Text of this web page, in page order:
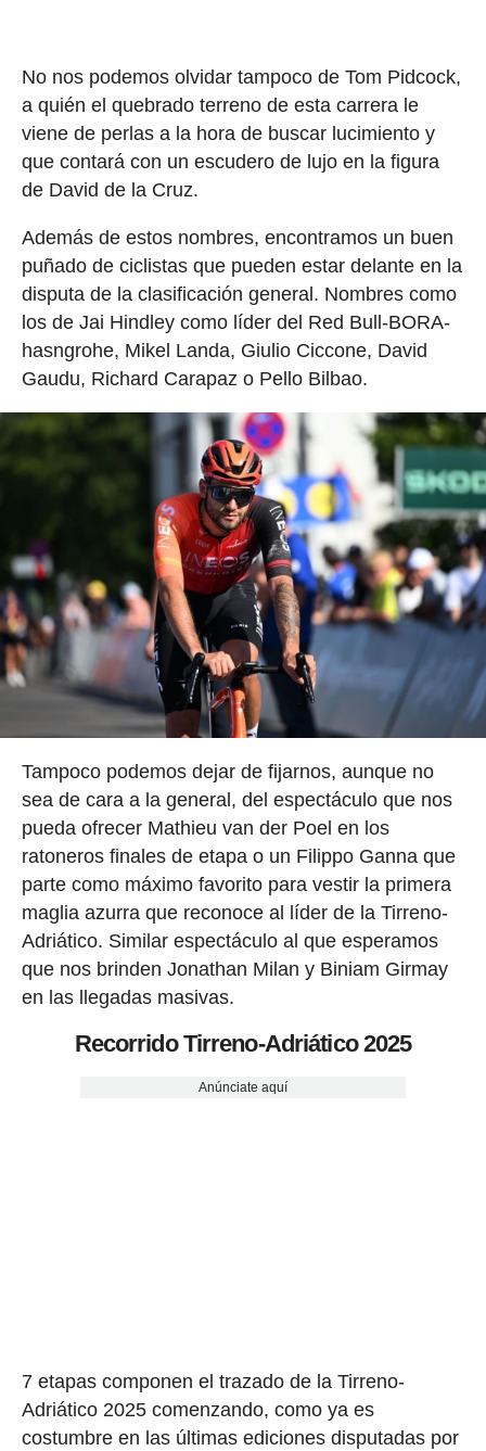
No nos podemos olvidar tampoco de Tom Pidcock,
a quién el quebrado terreno de esta carrera le
viene de perlas a la hora de buscar lucimiento y
que contará con un escudero de lujo en la figura
de David de la Cruz.
Además de estos nombres, encontramos un buen
puñado de ciclistas que pueden estar delante en la
disputa de la clasificación general. Nombres como
los de Jai Hindley como líder del Red Bull-BORA-
hasngrohe, Mikel Landa, Giulio Ciccone, David
Gaudu, Richard Carapaz o Pello Bilbao.
Tampoco podemos dejar de fijarnos, aunque no
sea de cara a la general, del espectáculo que nos
pueda ofrecer Mathieu van der Poel en los
ratoneros finales de etapa o un Filippo Ganna que
parte como máximo favorito para vestir la primera
maglia azurra que reconoce al líder de la Tirreno-
Adriático. Similar espectáculo al que esperamos
que nos brinden Jonathan Milan y Biniam Girmay
en las llegadas masivas.
Recorrido Tirreno-Adriático 2025
Anúnciate aquí
7 etapas componen el trazado de la Tirreno-
Adriático 2025 comenzando, como ya es
costumbre en las últimas ediciones disputadas por